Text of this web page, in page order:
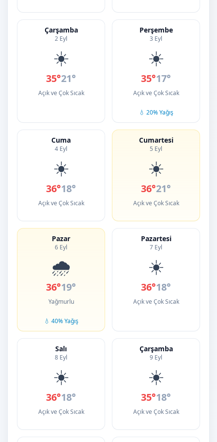
Çarşamba
2 Eyl
☀️
35°21°
Açık ve Çok Sıcak
Perşembe
3 Eyl
☀️
35°17°
Açık ve Çok Sıcak
💧 20% Yağış
Cuma
4 Eyl
☀️
36°18°
Açık ve Çok Sıcak
Cumartesi
5 Eyl
☀️
36°21°
Açık ve Çok Sıcak
Pazar
6 Eyl
🌧️
36°19°
Yağmurlu
💧 40% Yağış
Pazartesi
7 Eyl
☀️
36°18°
Açık ve Çok Sıcak
Salı
8 Eyl
☀️
36°18°
Açık ve Çok Sıcak
Çarşamba
9 Eyl
☀️
35°18°
Açık ve Çok Sıcak